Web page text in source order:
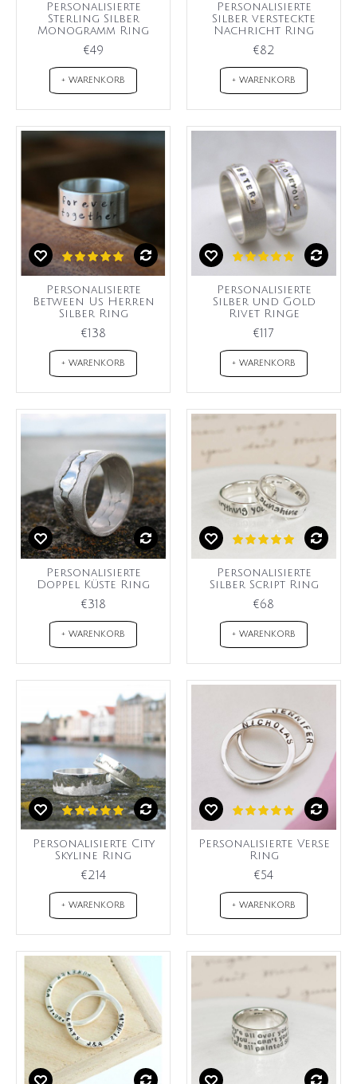
Personalisierte
Sterling Silber
Monogramm Ring
€49
+ WARENKORB
Personalisierte
Silber versteckte
Nachricht Ring
€82
+ WARENKORB
Personalisierte
Between Us Herren
Silber Ring
€138
+ WARENKORB
Personalisierte
Silber und Gold
Rivet Ringe
€117
+ WARENKORB
Personalisierte
Doppel Küste Ring
€318
+ WARENKORB
Personalisierte
Silber Script Ring
€68
+ WARENKORB
Personalisierte City
Skyline Ring
€214
+ WARENKORB
Personalisierte Verse
Ring
€54
+ WARENKORB